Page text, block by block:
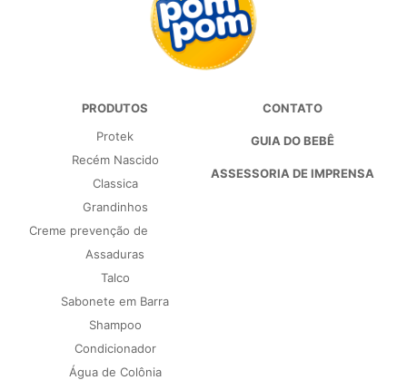
PRODUTOS
Protek
Recém Nascido
Classica
Grandinhos
Creme prevenção de
Assaduras
Talco
Sabonete em Barra
Shampoo
Condicionador
Água de Colônia
CONTATO
GUIA DO BEBÊ
ASSESSORIA DE IMPRENSA